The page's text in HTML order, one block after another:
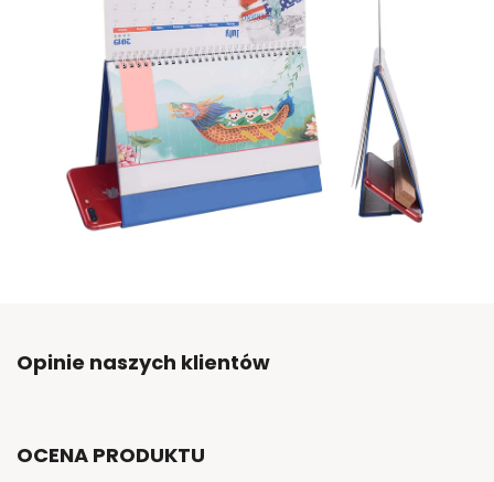
Opinie naszych klientów
OCENA PRODUKTU